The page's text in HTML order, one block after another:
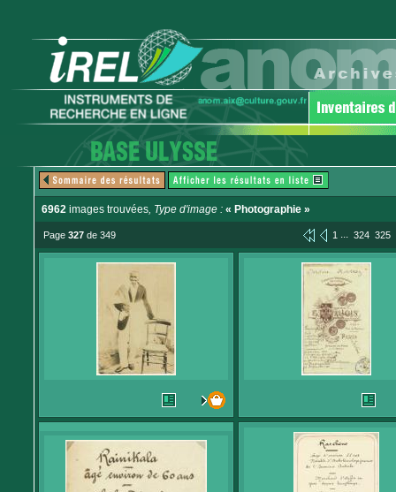
6962 images trouvées, Type d'image : « Photographie »
Page 327 de 349 1 ... 324 325